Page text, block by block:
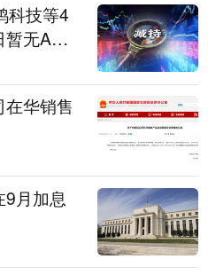
科技等4
暂无A股
华销售
9月加息